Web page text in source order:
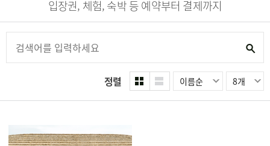
입장권, 체험, 숙박 등 예약부터 결제까지
정렬 이름순 8개